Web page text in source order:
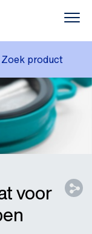
Zoek product
(GROUP)
voor